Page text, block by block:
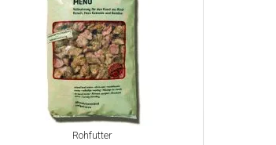
Rohfutter